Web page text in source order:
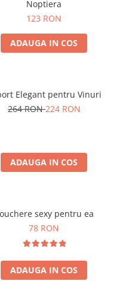
Noptiera
123 RON
ADAUGA IN COS
Elegant pentru Vinuri
264 RON224 RON
ADAUGA IN COS
sexy pentru ea
78 RON
ADAUGA IN COS